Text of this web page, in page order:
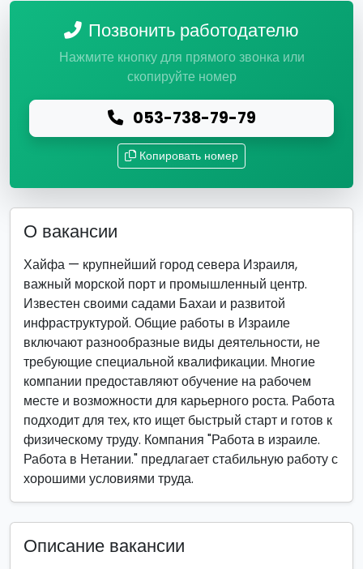
Позвонить работодателю
Нажмите кнопку для прямого звонка или
скопируйте номер
053-738-79-79
Копировать номер
О вакансии
Хайфа — крупнейший город севера Израиля,
важный морской порт и промышленный центр.
Известен своими садами Бахаи и развитой
инфраструктурой. Общие работы в Израиле
включают разнообразные виды деятельности, не
требующие специальной квалификации. Многие
компании предоставляют обучение на рабочем
месте и возможности для карьерного роста. Работа
подходит для тех, кто ищет быстрый старт и готов к
физическому труду. Компания "Работа в израиле.
Работа в Нетании." предлагает стабильную работу с
хорошими условиями труда.
Описание вакансии